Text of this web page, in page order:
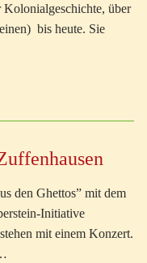
über
bis heute. Sie
den Ghettos” mit dem
Initiative
mit einem Konzert.